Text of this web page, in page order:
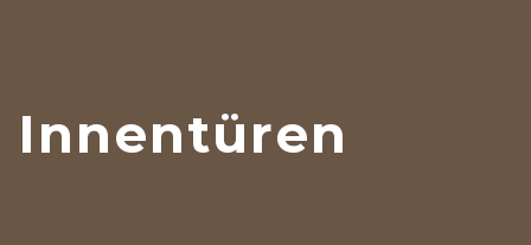
Innentüren